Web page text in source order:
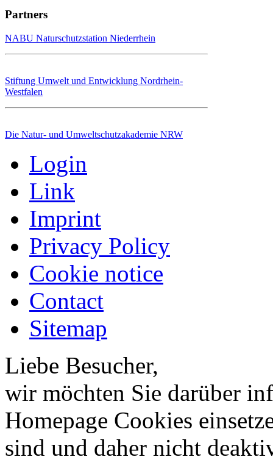
Partners
NABU Naturschutzstation Niederrhein
Stiftung Umwelt und Entwicklung Nordrhein-
Westfalen
Die Natur- und Umweltschutzakademie NRW
Login
Link
Imprint
Privacy Policy
Cookie notice
Contact
Sitemap
Liebe Besucher,
wir möchten Sie darüber
Homepage Cookies
sind und daher nicht